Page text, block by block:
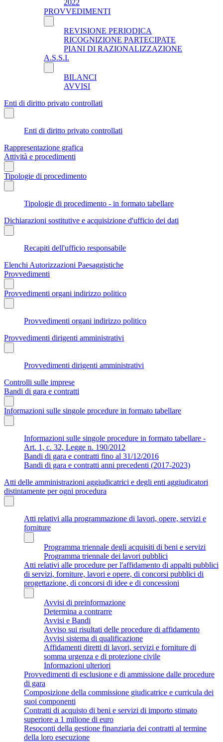
2022
PROVVEDIMENTI
REVISIONE PERIODICA
RICOGNIZIONE PARTECIPATE
PIANI DI RAZIONALIZZAZIONE
A.S.S.I.
BILANCI
AVVISI
Enti di diritto privato controllati
Enti di diritto privato controllati
Rappresentazione grafica
Attività e procedimenti
Tipologie di procedimento
Tipologie di procedimento - in formato tabellare
Dichiarazioni sostitutive e acquisizione d'ufficio dei dati
Recapiti dell'ufficio responsabile
Elenchi Autorizzazioni Paesaggistiche
Provvedimenti
Provvedimenti organi indirizzo politico
Provvedimenti organi indirizzo politico
Provvedimenti dirigenti amministrativi
Provvedimenti dirigenti amministrativi
Controlli sulle imprese
Bandi di gara e contratti
Informazioni sulle singole procedure in formato tabellare
Informazioni sulle singole procedure in formato tabellare -
Art. 1, c. 32, Legge n. 190/2012
Bandi di gara e contratti fino al 31/12/2016
Bandi di gara e contratti anni precedenti (2017-2023)
Atti delle amministrazioni aggiudicatrici e degli enti aggiudicatori
distintamente per ogni procedura
Atti relativi alla programmazione di lavori, opere, servizi e
forniture
Programma triennale degli acquisiti di beni e servizi
Programma triennale dei lavori pubblici
Atti relativi alle procedure per l'affidamento di appalti pubblici
di servizi, forniture, lavori e opere, di concorsi pubblici di
progettazione, di concorsi di idee e di concessioni
Avvisi di preinformazione
Determina a contrarre
Avvisi e Bandi
Avviso sui risultati delle procedure di affidamento
Avvisi sistema di qualificazione
Affidamenti diretti di lavori, servizi e forniture di
somma urgenza e di protezione civile
Informazioni ulteriori
Provvedimenti di esclusione e di ammissione dalle procedure
di gara
Composizione della commissione giudicatrice e curricula dei
suoi componenti
Contratti di acquisto di beni e servizi di importo stimato
superiore a 1 milione di euro
Resoconti della gestione finanziaria dei contratti al termine
della loro esecuzione